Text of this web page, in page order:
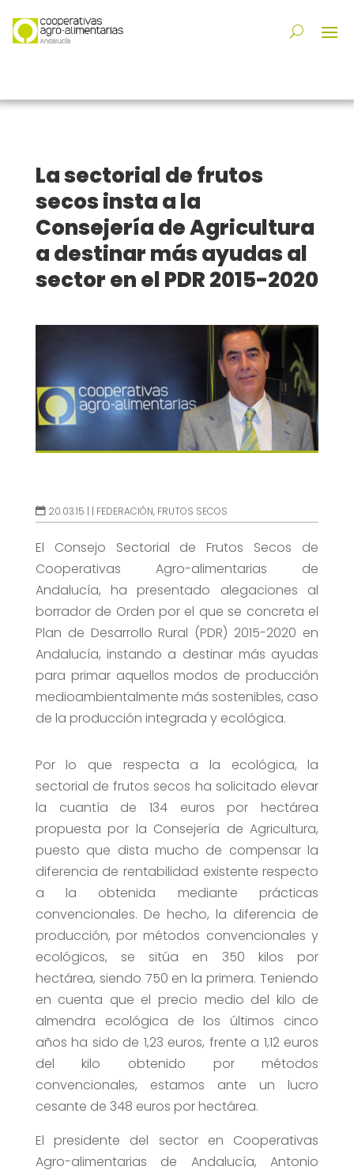
La sectorial de frutos
secos insta a la
Consejería de Agricultura
a destinar más ayudas al
sector en el PDR 2015-2020
20.03.15 | | FEDERACIÓN, FRUTOS SECOS
El Consejo Sectorial de Frutos Secos de
Cooperativas Agro-alimentarias de
Andalucía, ha presentado alegaciones al
borrador de Orden por el que se concreta el
Plan de Desarrollo Rural (PDR) 2015-2020 en
Andalucía, instando a destinar más ayudas
para primar aquellos modos de producción
medioambientalmente más sostenibles, caso
de la producción integrada y ecológica.
Por lo que respecta a la ecológica, la
sectorial de frutos secos ha solicitado elevar
la cuantía de 134 euros por hectárea
propuesta por la Consejería de Agricultura,
puesto que dista mucho de compensar la
diferencia de rentabilidad existente respecto
a la obtenida mediante prácticas
convencionales. De hecho, la diferencia de
producción, por métodos convencionales y
ecológicos, se sitúa en 350 kilos por
hectárea, siendo 750 en la primera. Teniendo
en cuenta que el precio medio del kilo de
almendra ecológica de los últimos cinco
años ha sido de 1,23 euros, frente a 1,12 euros
del kilo obtenido por métodos
convencionales, estamos ante un lucro
cesante de 348 euros por hectárea.
El presidente del sector en Cooperativas
Agro-alimentarias de Andalucía, Antonio